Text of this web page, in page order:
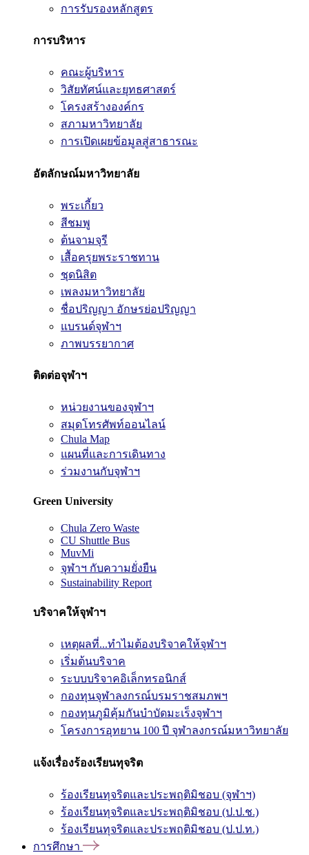
การรับรองหลักสูตร
การบริหาร
คณะผู้บริหาร
วิสัยทัศน์และยุทธศาสตร์
โครงสร้างองค์กร
สภามหาวิทยาลัย
การเปิดเผยข้อมูลสู่สาธารณะ
อัตลักษณ์มหาวิทยาลัย
พระเกี้ยว
สีชมพู
ต้นจามจุรี
เสื้อครุยพระราชทาน
ชุดนิสิต
เพลงมหาวิทยาลัย
ชื่อปริญญา อักษรย่อปริญญา
แบรนด์จุฬาฯ
ภาพบรรยากาศ
ติดต่อจุฬาฯ
หน่วยงานของจุฬาฯ
สมุดโทรศัพท์ออนไลน์
Chula Map
แผนที่และการเดินทาง
ร่วมงานกับจุฬาฯ
Green University
Chula Zero Waste
CU Shuttle Bus
MuvMi
จุฬาฯ กับความยั่งยืน
Sustainability Report
บริจาคให้จุฬาฯ
เหตุผลที่...ทำไมต้องบริจาคให้จุฬาฯ
เริ่มต้นบริจาค
ระบบบริจาคอิเล็กทรอนิกส์
กองทุนจุฬาลงกรณ์บรมราชสมภพฯ
กองทุนภูมิคุ้มกันบำบัดมะเร็งจุฬาฯ
โครงการอุทยาน 100 ปี จุฬาลงกรณ์มหาวิทยาลัย
แจ้งเรื่องร้องเรียนทุจริต
ร้องเรียนทุจริตและประพฤติมิชอบ (จุฬาฯ)
ร้องเรียนทุจริตและประพฤติมิชอบ (ป.ป.ช.)
ร้องเรียนทุจริตและประพฤติมิชอบ (ป.ป.ท.)
การศึกษา